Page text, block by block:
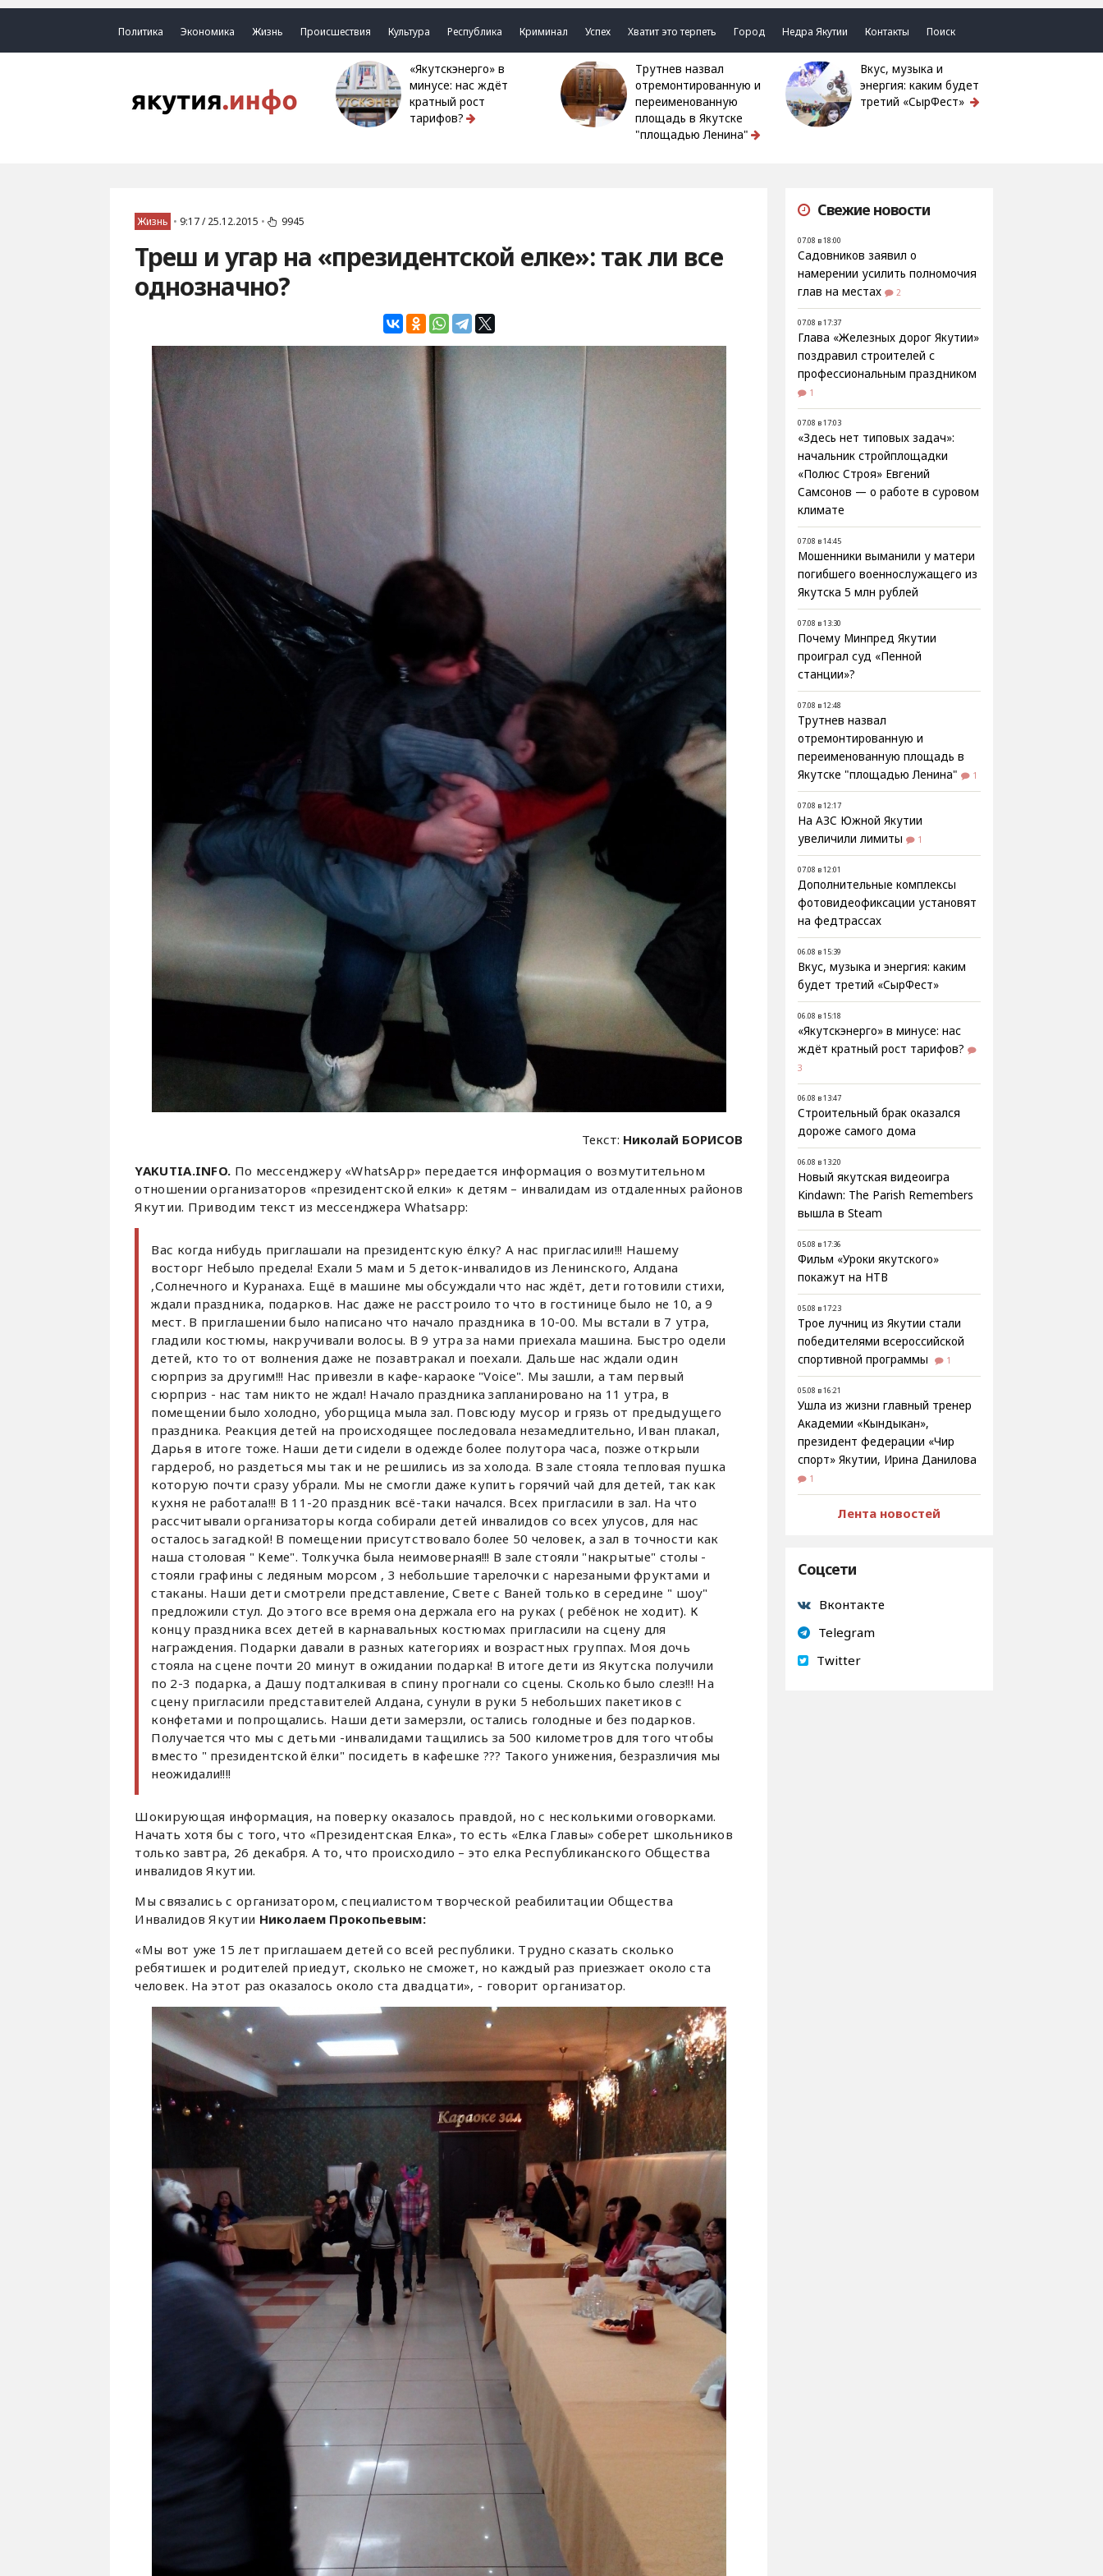
Политика Экономика Жизнь Происшествия Культура Республика Криминал Успех Хватит это терпеть Город Недра Якутии Контакты Поиск
«Якутскэнерго» в
минусе: нас ждёт
кратный рост
тарифов?
Трутнев назвал
отремонтированную и
переименованную
площадь в Якутске
"площадью Ленина"
Вкус, музыка и
энергия: каким будет
третий «СырФест»
Жизнь • 9:17 / 25.12.2015 • 9945
Треш и угар на «президентской елке»: так ли все
однозначно?
Текст: Николай БОРИСОВ
YAKUTIA.INFO. По мессенджеру «WhatsApp» передается информация о возмутительном
отношении организаторов «президентской елки» к детям – инвалидам из отдаленных районов
Якутии. Приводим текст из мессенджера Whatsapp:
Вас когда нибудь приглашали на президентскую ёлку? А нас пригласили!!! Нашему
восторг Небыло предела! Ехали 5 мам и 5 деток-инвалидов из Ленинского, Алдана
,Солнечного и Куранаха. Ещё в машине мы обсуждали что нас ждёт, дети готовили стихи,
ждали праздника, подарков. Нас даже не расстроило то что в гостинице было не 10, а 9
мест. В приглашении было написано что начало праздника в 10-00. Мы встали в 7 утра,
гладили костюмы, накручивали волосы. В 9 утра за нами приехала машина. Быстро одели
детей, кто то от волнения даже не позавтракал и поехали. Дальше нас ждали один
сюрприз за другим!!! Нас привезли в кафе-караоке "Voice". Мы зашли, а там первый
сюрприз - нас там никто не ждал! Начало праздника запланировано на 11 утра, в
помещении было холодно, уборщица мыла зал. Повсюду мусор и грязь от предыдущего
праздника. Реакция детей на происходящее последовала незамедлительно, Иван плакал,
Дарья в итоге тоже. Наши дети сидели в одежде более полутора часа, позже открыли
гардероб, но раздеться мы так и не решились из за холода. В зале стояла тепловая пушка
которую почти сразу убрали. Мы не смогли даже купить горячий чай для детей, так как
кухня не работала!!! В 11-20 праздник всё-таки начался. Всех пригласили в зал. На что
рассчитывали организаторы когда собирали детей инвалидов со всех улусов, для нас
осталось загадкой! В помещении присутствовало более 50 человек, а зал в точности как
наша столовая " Кеме". Толкучка была неимоверная!!! В зале стояли "накрытые" столы -
стояли графины с ледяным морсом , 3 небольшие тарелочки с нарезаными фруктами и
стаканы. Наши дети смотрели представление, Свете с Ваней только в середине " шоу"
предложили стул. До этого все время она держала его на руках ( ребёнок не ходит). К
концу праздника всех детей в карнавальных костюмах пригласили на сцену для
награждения. Подарки давали в разных категориях и возрастных группах. Моя дочь
стояла на сцене почти 20 минут в ожидании подарка! В итоге дети из Якутска получили
по 2-3 подарка, а Дашу подталкивая в спину прогнали со сцены. Сколько было слез!!! На
сцену пригласили представителей Алдана, сунули в руки 5 небольших пакетиков с
конфетами и попрощались. Наши дети замерзли, остались голодные и без подарков.
Получается что мы с детьми -инвалидами тащились за 500 километров для того чтобы
вместо " президентской ёлки" посидеть в кафешке ??? Такого унижения, безразличия мы
неожидали!!!!
Шокирующая информация, на поверку оказалось правдой, но с несколькими оговорками.
Начать хотя бы с того, что «Президентская Елка», то есть «Елка Главы» соберет школьников
только завтра, 26 декабря. А то, что происходило – это елка Республиканского Общества
инвалидов Якутии.
Мы связались с организатором, специалистом творческой реабилитации Общества
Инвалидов Якутии Николаем Прокопьевым:
«Мы вот уже 15 лет приглашаем детей со всей республики. Трудно сказать сколько
ребятишек и родителей приедут, сколько не сможет, но каждый раз приезжает около ста
человек. На этот раз оказалось около ста двадцати», - говорит организатор.
Свежие новости
07.08 в 18:00
Садовников заявил о
намерении усилить полномочия
глав на местах
2
07.08 в 17:37
Глава «Железных дорог Якутии»
поздравил строителей с
профессиональным праздником
1
07.08 в 17:03
«Здесь нет типовых задач»:
начальник стройплощадки
«Полюс Строя» Евгений
Самсонов — о работе в суровом
климате
07.08 в 14:45
Мошенники выманили у матери
погибшего военнослужащего из
Якутска 5 млн рублей
07.08 в 13:30
Почему Минпред Якутии
проиграл суд «Пенной
станции»?
07.08 в 12:48
Трутнев назвал
отремонтированную и
переименованную площадь в
Якутске "площадью Ленина"
1
07.08 в 12:17
На АЗС Южной Якутии
увеличили лимиты
1
07.08 в 12:01
Дополнительные комплексы
фотовидеофиксации установят
на федтрассах
06.08 в 15:39
Вкус, музыка и энергия: каким
будет третий «СырФест»
06.08 в 15:18
«Якутскэнерго» в минусе: нас
ждёт кратный рост тарифов?
3
06.08 в 13:47
Строительный брак оказался
дороже самого дома
06.08 в 13:20
Новый якутская видеоигра
Kindawn: The Parish Remembers
вышла в Steam
05.08 в 17:36
Фильм «Уроки якутского»
покажут на НТВ
05.08 в 17:23
Трое лучниц из Якутии стали
победителями всероссийской
спортивной программы
1
05.08 в 16:21
Ушла из жизни главный тренер
Академии «Кындыкан»,
президент федерации «Чир
спорт» Якутии, Ирина Данилова
1
Лента новостей
Соцсети
Вконтакте
Telegram
Twitter